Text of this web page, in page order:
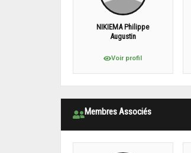
NIKIEMA Philippe
Augustin
Voir profil
Membres Associés